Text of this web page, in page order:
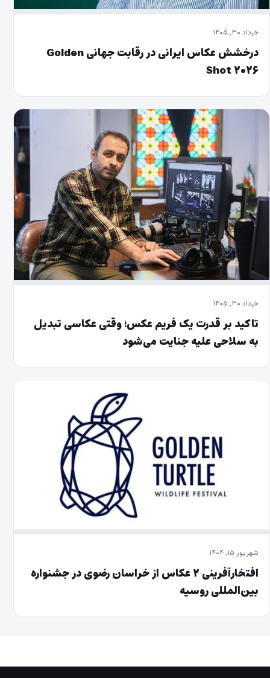
خرداد ۳۰, ۱۴۰۵
درخشش عکاس ایرانی در رقابت جهانی Golden
Shot ۲۰۲۶
خرداد ۳۰, ۱۴۰۵
تاکید بر قدرت یک فریم عکس؛ وقتی عکاسی تبدیل
به سلاحی علیه جنایت می‌شود
شهریور ۱۵, ۱۴۰۴
افتخارآفرینی ۲ عکاس از خراسان رضوی در جشنواره
بین‌المللی روسیه